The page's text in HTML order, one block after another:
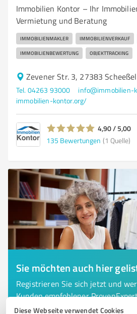
Diese Webseite verwendet Cookies
Immobilien Kontor – Ihr
Vermietung und Beratung
IMMOBILIENMAKLER IMMOBILIENVERKAUF
IMMOBILIENBEWERTUNG OBJEKTTRACKING
Zevener Str. 3, 27383 Scheeßel
Tel. 04263 93000
info@immobilien-
immobilien-kontor.org/
4,90 / 5,00
135 Bewertungen (1 Quelle)
Sie möchten auch hier
Registrieren Sie sich jetzt und
Kunden empfohlener